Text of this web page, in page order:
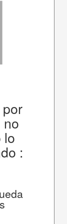
no
lo
: